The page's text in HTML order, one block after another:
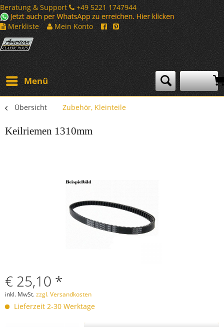
Beratung & Support
+49 5221 1747944
Merkliste
Mein Konto
Menü
Übersicht Zubehör, Kleinteile
Keilriemen 1310mm
€ 25,10 *
inkl. MwSt.zzgl. Versandkosten
Lieferzeit 2-30 Werktage